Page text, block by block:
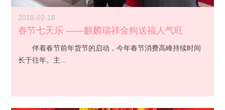
2018-02-18
春节七天乐 ——麒麟瑞祥金狗送福人气旺
伴着春节前年货节的启动，今年春节消费高峰持续时间
长于往年。主...